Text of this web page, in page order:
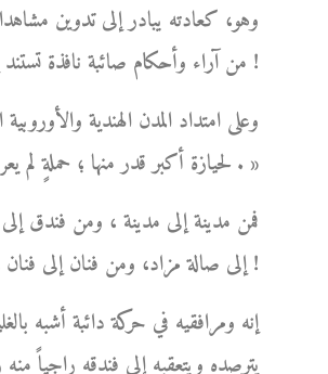
وهو، كعادته يبادر إلى تدوين
من آراء وأحكام صائبة نافذة تستند إلى رؤية فنية واعية ثابتة، نابعة من ذوقه الفني الرفيع وطول باعه في شؤون الفن !
وعلى امتداد المدن الهندية
لحيازة أكبر قدر منها ؛ حملةٍ لم يعرف مثلها التاريخ القديم أو الحديث، بلغت ذروتها في بلاد الهند العريقة بفنونها الجميلة . »
فمن مدينة إلى مدينة ، ومن فندق
إلى صالة مزاد، ومن فنان إلى فنان … عالم من الجمال راح يكبر ويكبر من حوله مبرداً بشعاعاته اللطيفة لهيب أوجاعه !
إنه ومرافقيه في حركة دائبة أشبه
يترصده ويتعقبه إلى فندقه راجياً